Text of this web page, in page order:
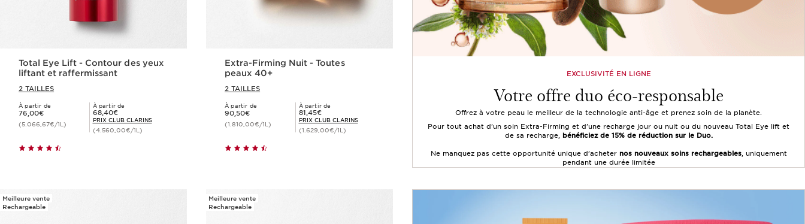
Total Eye Lift - Contour des yeux
liftant et raffermissant
2 TAILLES
À partir de
Nouveau prix 76,00€
76,00€
(5.066,67€/1L)
À partir de
Prix Club Clarins 68,40€
68,40€
PRIX CLUB CLARINS
(4.560,00€/1L)
Extra-Firming Nuit - Toutes
peaux 40+
2 TAILLES
À partir de
Nouveau prix 90,50€
90,50€
(1.810,00€/1L)
À partir de
Prix Club Clarins 81,45€
81,45€
PRIX CLUB CLARINS
(1.629,00€/1L)
EXCLUSIVITÉ EN LIGNE
Votre offre duo éco-responsable
Offrez à votre peau le meilleur de la technologie anti-âge et prenez soin de la planète.
Pour tout achat d'un soin Extra-Firming et d'une recharge jour ou nuit ou du nouveau Total Eye lift et
de sa recharge, bénéficiez de 15% de réduction sur le Duo.
Ne manquez pas cette opportunité unique d’acheter nos nouveaux soins rechargeables, uniquement
pendant une durée limitée
Meilleure vente
Rechargeable
Meilleure vente
Rechargeable